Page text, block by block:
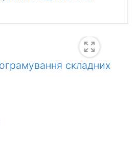
складних